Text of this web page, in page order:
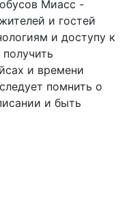
Миасс -
и гостей
и доступу к
и времени
помнить о
и быть